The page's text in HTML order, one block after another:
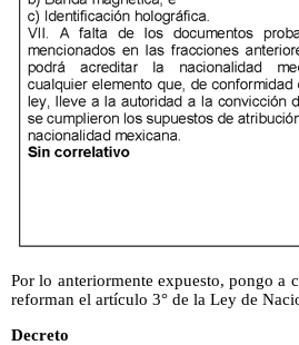
Por lo anteriormente expuesto, pongo a
reforman el artículo 3° de la Ley de
Decreto